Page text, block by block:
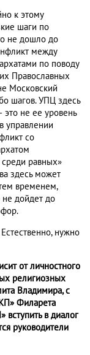
к этому
шаги по
не дошло до
между
по поводу
Православных
Московский
шагов. УПЦ здесь
это не ее уровень
управлении
со
равных»
здесь может
временем,
дойдет до
нужно
от личностного
религиозных
Владимира, с
Филарета
в диалог
руководители